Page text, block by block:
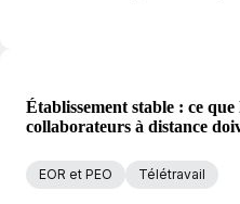
Établissement stable : ce
collaborateurs à distance
EOR et PEO Télétravail